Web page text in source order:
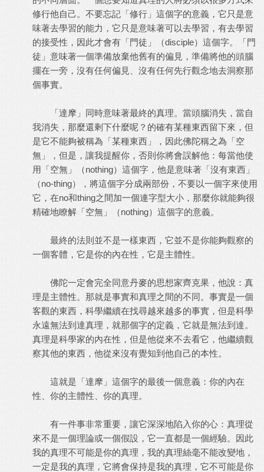
修行他自己。不要忘記「修行」這個字的意義，它只是意
味著去學習的能力，它只是意味著可以去學習，有去學習
的接受性，因此才會有「門徒」（disciple）這個字。「門
徒」意味著一個準備放棄他舊有的偏見，準備將他的頭腦
擺在一旁，沒有任何偏見、沒有任何先行觀念地去洞察那
個事實。
「達摩」同時意味著最終的真理。當頭腦消失，當自
我消失，那麼還剩下什麼呢？的確有某種東西留下來，但
是它不能夠被稱為「某種東西」，因此佛陀稱之為「空
無」，但是，讓我提醒你，否則你將會誤解他：每當他使
用「空無」（nothing）這個字，他是意味著「沒有東西」
（no-thing），將這個字分成兩部份，不要以一個字來使用
它，在no和thing之間加一個連字型大小，那麼你就能夠很
精確地瞭解「空無」（nothing）這個字的意義。
最終的法則並不是一樣東西，它並不是你能夠觀察的
一個客體，它是你的內在性，它是主體性。
佛陀一定會完全同意丹麥的思想家齊克果，他說：真
理是主體性。那就是事實和真理之間的不同。事實是一個
客觀的東西，科學繼續在找尋越來越多的事實，但是科學
永遠無法到達真理，就那個字的定義，它就是無法到達。
真理是科學家的內在性，但是他從來不去看它，他繼續觀
察其他的東西，他從來沒有覺知到他自己的本性。
這就是「達摩」這個字的最後一個意義：你的內在
性、你的主體性、你的真理。
有一件事非常重要，讓它深深地陷入你的心：真理從
來不是一個理論或一個假設，它一直都是一個經驗。因此
我的真理不可能是你的真理，我的真理絲毫不能改變地，
一定是我的真理，它將會保持是我的真理，它不可能是你